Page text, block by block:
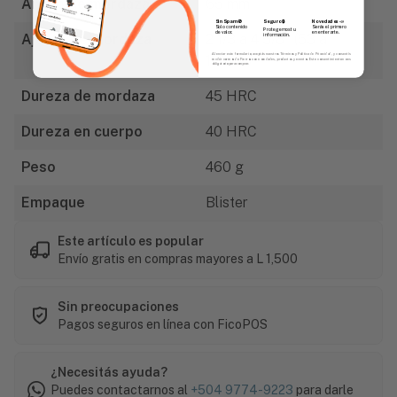
Ancho de mordaza 65 mm
Ajuste de mordaza
2 1/3 a 4 5/8" (53 a
118mm)
Dureza de mordaza 45 HRC
Dureza en cuerpo 40 HRC
Peso 460 g
Empaque Blister
Este artículo es popular
Envío gratis en compras mayores a L 1,500
Sin preocupaciones
Pagos seguros en línea con FicoPOS
¿Necesitás ayuda?
Puedes contactarnos al +504 9774-9223 para darle
Sin Spam 🚫
Solo contenido
de valor.
Seguro 🔒
Protegemos tu
información.
Novedades📣
Serás el primero
en enterarte.
Al enviar este formulario, aceptás nuestros Términos y Política de Privacidad, y consentís
recibir correos de Fierros con novedades, productos y eventos. Este consentimiento no es
obligatorio para comprar.